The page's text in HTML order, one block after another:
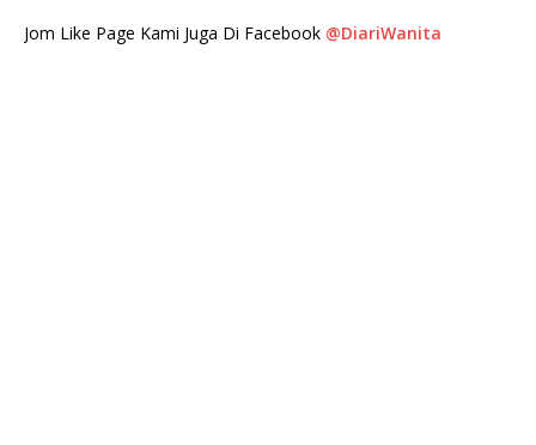
Jom Like Page Kami Juga Di Facebook @DiariWanita